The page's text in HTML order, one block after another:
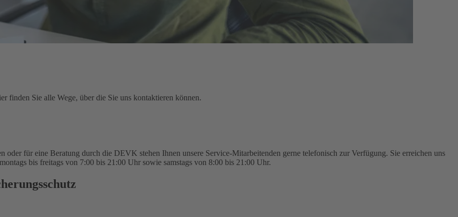
finden Sie alle Wege, über die Sie uns kontaktieren können.
oder für eine Beratung durch die DEVK stehen Ihnen unsere Service-Mitarbeitenden gerne telefonisch zur Verfügung. Sie erreichen uns
bis freitags von 7:00 bis 21:00 Uhr sowie samstags von 8:00 bis 21:00 Uhr.